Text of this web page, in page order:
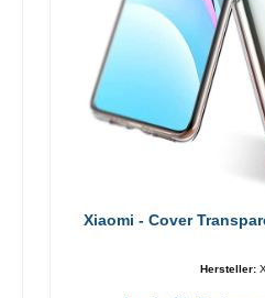
Xiaomi - Cover
Hersteller: